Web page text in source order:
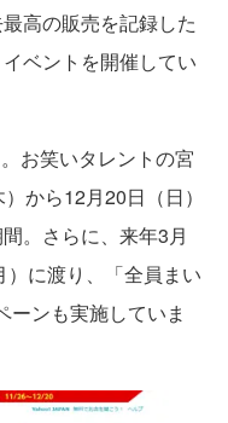
高の販売を記録した
ベントを開催してい
お笑いタレントの宮
から12月20日（日）
。さらに、来年3月
に渡り、「全員まい
ンも実施していま